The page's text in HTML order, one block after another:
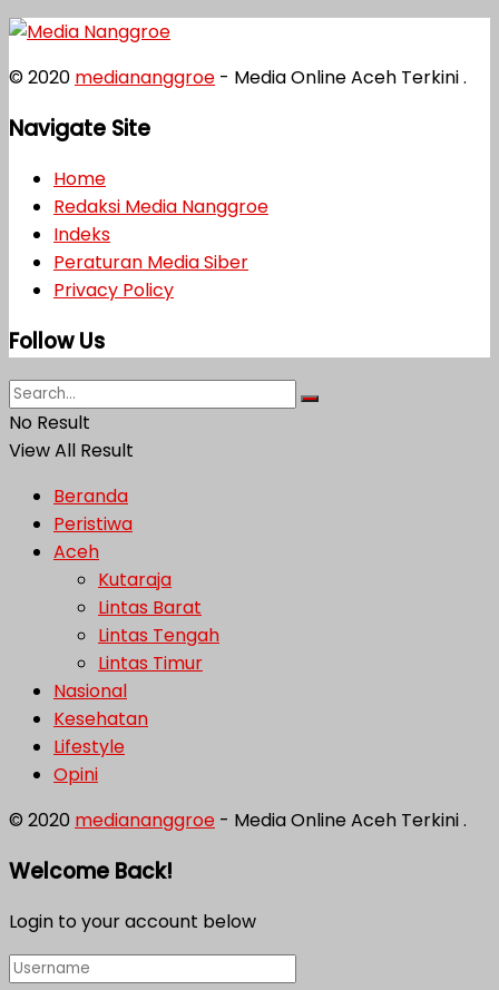
© 2020 mediananggroe - Media Online Aceh Terkini .
Navigate Site
Home
Redaksi Media Nanggroe
Indeks
Peraturan Media Siber
Privacy Policy
Follow Us
No Result
View All Result
Beranda
Peristiwa
Aceh
Kutaraja
Lintas Barat
Lintas Tengah
Lintas Timur
Nasional
Kesehatan
Lifestyle
Opini
© 2020 mediananggroe - Media Online Aceh Terkini .
Welcome Back!
Login to your account below